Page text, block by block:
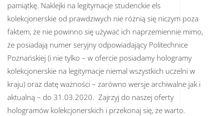
pamiątkę. Naklejki na legitymacje studenckie els
kolekcjonerskie od prawdziwych nie różnią się niczym poza
faktem, że nie powinno się używać ich naprzemiennie mimo,
że posiadają numer seryjny odpowiadający Politechnice
Poznańskiej (i nie tylko – w ofercie posiadamy hologramy
kolekcjonerskie na legitymacje niemal wszystkich uczelni w
kraju) oraz datę ważności – zarówno wersje archiwalne jak i
aktualną – do 31.03.2020. Zajrzyj do naszej oferty
hologramów kolekcjonerskich i przekonaj się, że warto.